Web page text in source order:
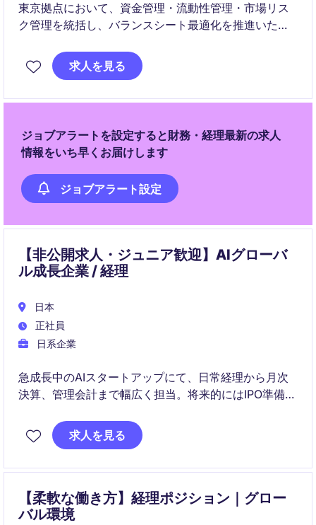
東京拠点において、資金管理・流動性管理・市場リス
ク管理を統括し、バランスシート最適化を推進いただ
言を通じて、拠点の財務戦略に大きく貢献いただきま
す。
求人を見る
ジョブアラートを設定すると財務・経理最新の求人
情報をいち早くお届けします
ジョブアラート設定
【非公開求人・ジュニア歓迎】AIグローバ
ル成長企業 / 経理
日本
正社員
日系企業
急成長中のAIスタートアップにて、日常経理から月次
決算、管理会計まで幅広く担当。将来的にはIPO準備や
ルとして成長できるポジションです。
求人を見る
【柔軟な働き方】経理ポジション｜グロー
バル環境